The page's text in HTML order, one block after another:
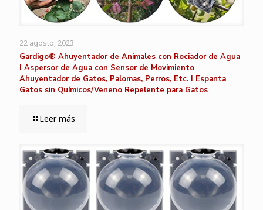
22 agosto, 2023
Gardigo® Ahuyentador de Animales con Rociador de Agua
I Aspersor de Agua con Sensor de Movimiento
Ahuyentador de Gatos, Palomas, Perros, Etc. I Espanta
Gatos sin Químicos/Veneno Repelente para Gatos
Leer más